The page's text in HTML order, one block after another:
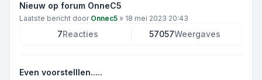
Nieuw op forum OnneC5
Laatste bericht door Onnec5 » 18 mei 2023 20:43
7Reacties 57057Weergaves
Even voorstelllen.....